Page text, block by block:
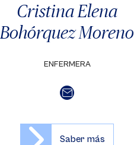
Cristina Elena
Bohórquez Moreno
ENFERMERA
Saber más